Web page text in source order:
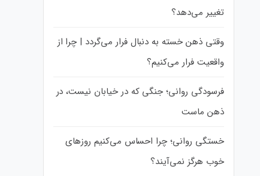
تغییر می‌دهد؟
وقتی ذهن خسته به دنبال فرار می‌گردد | چرا از
واقعیت فرار می‌کنیم؟
فرسودگی روانی؛ جنگی که در خیابان نیست، در
ذهن ماست
خستگی روانی؛ چرا احساس می‌کنیم روزهای
خوب هرگز نمی‌آیند؟